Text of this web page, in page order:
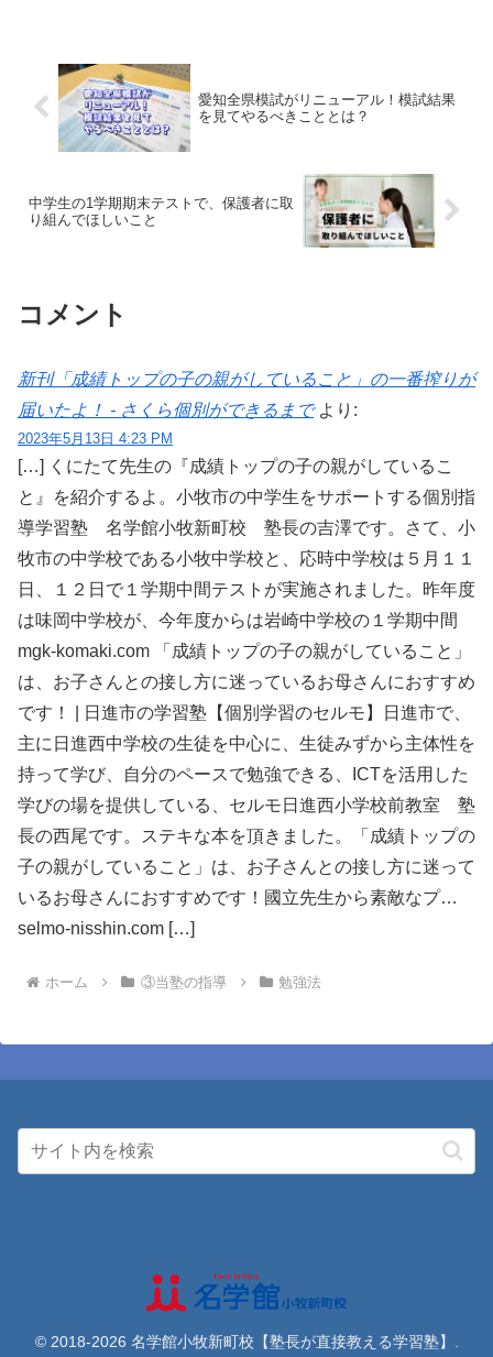
かし、...
得...
愛知全県模試がリニューアル！模試結果
を見てやるべきこととは？
中学生の1学期期末テストで、保護者に取
り組んでほしいこと
コメント
新刊「成績トップの子の親がしていること」の一番搾りが
届いたよ！ - さくら個別ができるまで より:
2023年5月13日 4:23 PM
[…] くにたて先生の『成績トップの子の親がしているこ
と』を紹介するよ。小牧市の中学生をサポートする個別指
導学習塾 名学館小牧新町校 塾長の吉澤です。さて、小
牧市の中学校である小牧中学校と、応時中学校は５月１１
日、１２日で１学期中間テストが実施されました。昨年度
は味岡中学校が、今年度からは岩崎中学校の１学期中間
mgk-komaki.com 「成績トップの子の親がしていること」
は、お子さんとの接し方に迷っているお母さんにおすすめ
です！ | 日進市の学習塾【個別学習のセルモ】日進市で、
主に日進西中学校の生徒を中心に、生徒みずから主体性を
持って学び、自分のペースで勉強できる、ICTを活用した
学びの場を提供している、セルモ日進西小学校前教室 塾
長の西尾です。ステキな本を頂きました。「成績トップの
子の親がしていること」は、お子さんとの接し方に迷って
いるお母さんにおすすめです！國立先生から素敵なプ…
selmo-nisshin.com […]
ホーム ③当塾の指導 勉強法
© 2018-2026 名学館小牧新町校【塾長が直接教える学習塾】.